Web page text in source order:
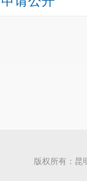
版权所有：昆